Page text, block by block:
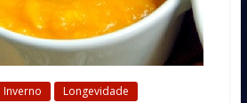
Inverno Longevidade